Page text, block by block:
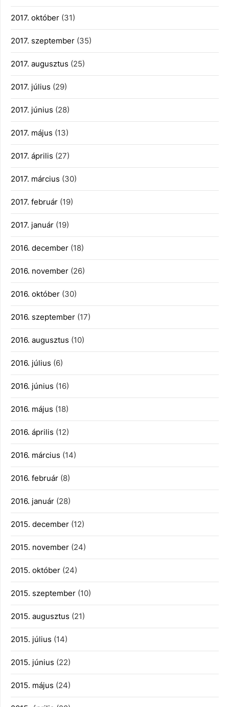
2017. október (31)
2017. szeptember (35)
2017. augusztus (25)
2017. július (29)
2017. június (28)
2017. május (13)
2017. április (27)
2017. március (30)
2017. február (19)
2017. január (19)
2016. december (18)
2016. november (26)
2016. október (30)
2016. szeptember (17)
2016. augusztus (10)
2016. július (6)
2016. június (16)
2016. május (18)
2016. április (12)
2016. március (14)
2016. február (8)
2016. január (28)
2015. december (12)
2015. november (24)
2015. október (24)
2015. szeptember (10)
2015. augusztus (21)
2015. július (14)
2015. június (22)
2015. május (24)